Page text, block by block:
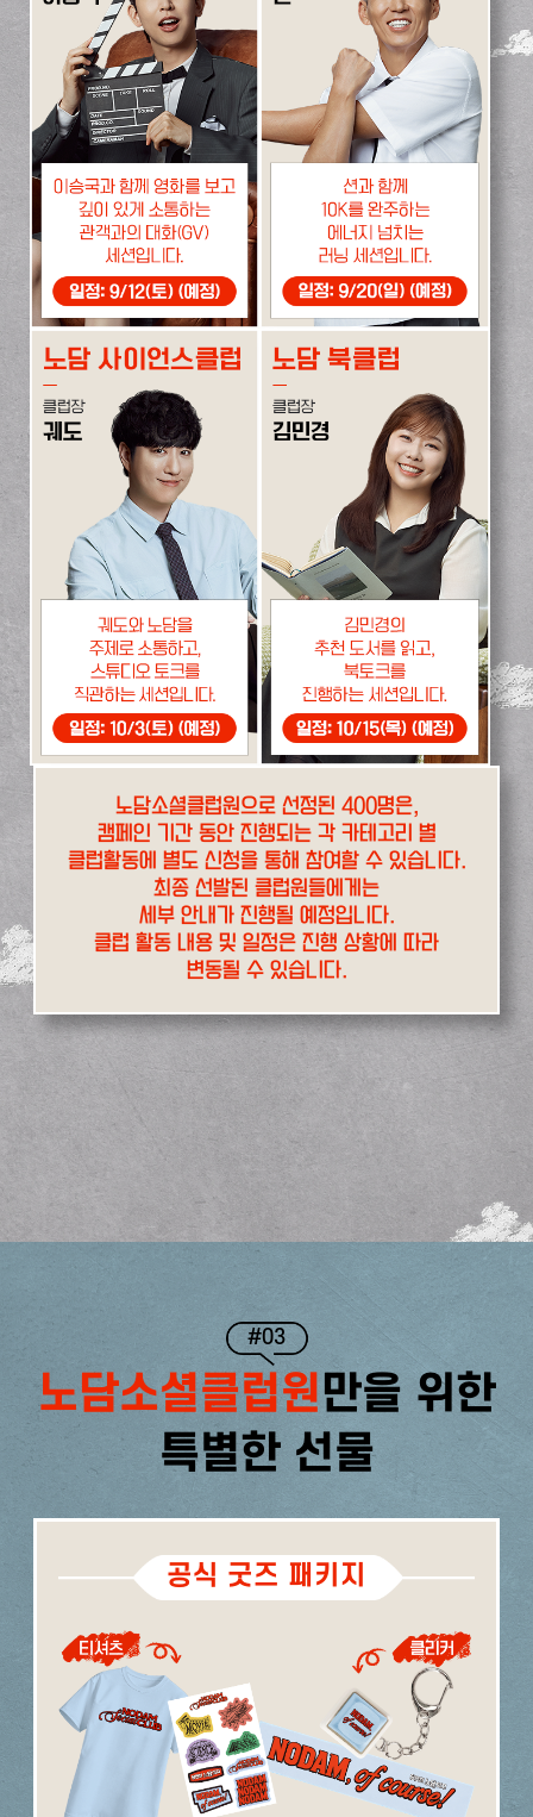
노담소셜클럽원으로 선정된 400명은,
캠페인 기간 동안 진행되는 각 카테고리 별
클럽활동에 별도 신청을 통해 참여할 수 있습니다.
최종 선발된 클럽원들에게는
세부 안내가 진행될 예정입니다.
클럽 활동 내용 및 일정은 진행 상황에 따라
변동될 수 있습니다.
#03
노담소셜클럽원만을 위한
특별한 선물
공식 굿즈 패키지